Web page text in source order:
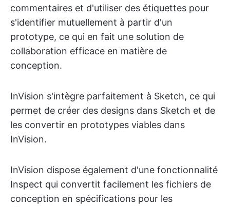
commentaires et d'utiliser des étiquettes pour
s'identifier mutuellement à partir d'un
prototype, ce qui en fait une solution de
collaboration efficace en matière de
conception.
InVision s'intègre parfaitement à Sketch, ce qui
permet de créer des designs dans Sketch et de
les convertir en prototypes viables dans
InVision.
InVision dispose également d'une fonctionnalité
Inspect qui convertit facilement les fichiers de
conception en spécifications pour les